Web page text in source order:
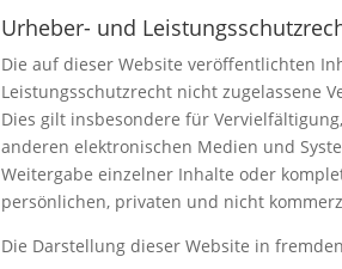
Urheber- und
Die auf dieser Website veröffentlichten
Leistungsschutzrecht nicht zugelassene
Dies gilt insbesondere für
anderen elektronischen Medien und
Weitergabe einzelner Inhalte oder
persönlichen, privaten und nicht
Die Darstellung dieser Website in